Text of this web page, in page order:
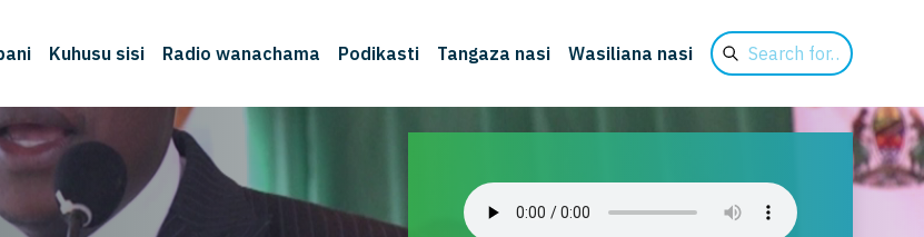
Kuhusu sisi Radio wanachama Podikasti Tangaza nasi Wasiliana nasi
Search
for